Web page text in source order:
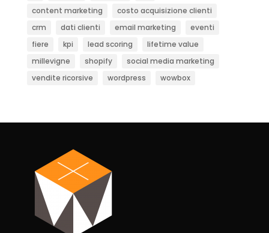
content marketing
costo acquisizione clienti
crm
dati clienti email marketing
eventi
fiere
kpi lead scoring
lifetime value
millevigne
shopify
social media marketing
vendite ricorsive
wordpress wowbox